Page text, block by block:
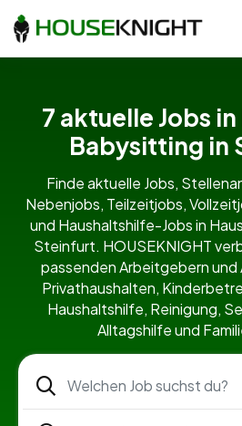
7 aktuelle Jobs
Babysitting in
Finde aktuelle Jobs,
Nebenjobs, Teilzeitjobs,
und Haushaltshilfe-Jobs in
Steinfurt. HOUSEKNIGHT
passenden Arbeitgebern
Privathaushalten,
Haushaltshilfe, Reinigung,
Alltagshilfe und